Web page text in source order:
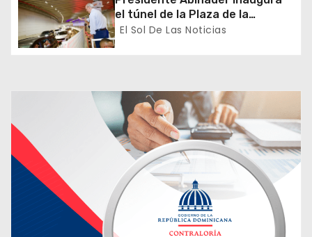
r
a
s
el túnel de la Plaza de la
Bandera que cambia la salida
hacia el Sur y redefine la
El Sol De Las Noticias